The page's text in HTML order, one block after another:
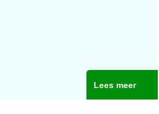
Lees meer